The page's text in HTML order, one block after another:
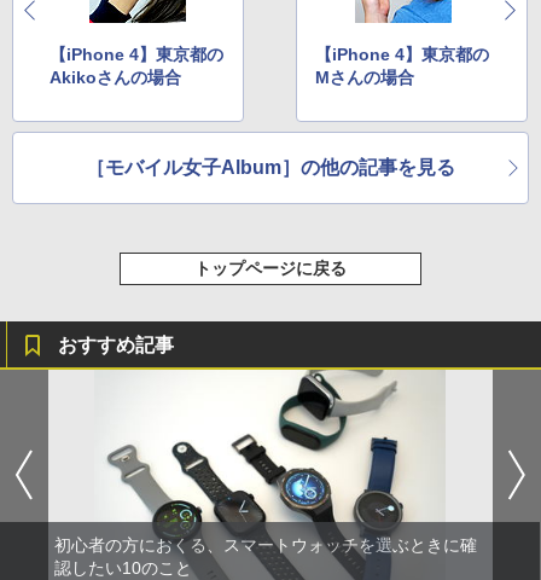
【iPhone 4】東京都の
Akikoさんの場合
【iPhone 4】東京都の
Mさんの場合
［モバイル女子Album］の他の記事を見る
トップページに戻る
おすすめ記事
初心者の方におくる、スマートウォッチを選ぶときに確
認したい10のこと